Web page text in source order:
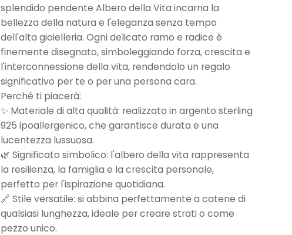
splendido pendente Albero della Vita incarna la
bellezza della natura e l'eleganza senza tempo
dell'alta gioielleria. Ogni delicato ramo e radice è
finemente disegnato, simboleggiando forza, crescita e
l'interconnessione della vita, rendendolo un regalo
significativo per te o per una persona cara.
Perché ti piacerà:
✨ Materiale di alta qualità: realizzato in argento sterling
925 ipoallergenico, che garantisce durata e una
lucentezza lussuosa.
🌿 Significato simbolico: l'albero della vita rappresenta
la resilienza, la famiglia e la crescita personale,
perfetto per l'ispirazione quotidiana.
🔗 Stile versatile: si abbina perfettamente a catene di
qualsiasi lunghezza, ideale per creare strati o come
pezzo unico.